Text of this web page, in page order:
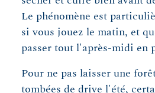
Le phénomène est
si vous jouez le matin, et
passer tout l'après-midi en
Pour ne pas laisser une
tombées de drive l'été,